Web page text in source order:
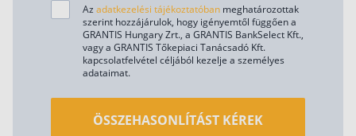
Az adatkezelési tájékoztatóban meghatározottak
szerint hozzájárulok, hogy igényemtől függően a
GRANTIS Hungary Zrt., a GRANTIS BankSelect Kft.,
vagy a GRANTIS Tőkepiaci Tanácsadó Kft.
kapcsolatfelvétel céljából kezelje a személyes
adataimat.
ÖSSZEHASONLÍTÁST KÉREK